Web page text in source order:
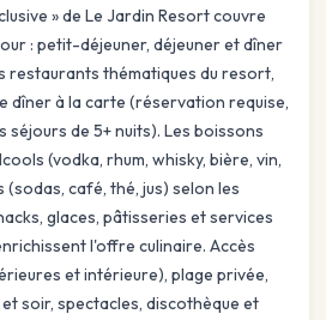
» de Le Jardin Resort couvre
: petit-déjeuner, déjeuner et dîner
restaurants thématiques du resort,
dîner à la carte (réservation requise,
séjours de 5+ nuits). Les boissons
(vodka, rhum, whisky, bière, vin,
café, thé, jus) selon les
glaces, pâtisseries et services
l'offre culinaire. Accès
et intérieure), plage privée,
soir, spectacles, discothèque et